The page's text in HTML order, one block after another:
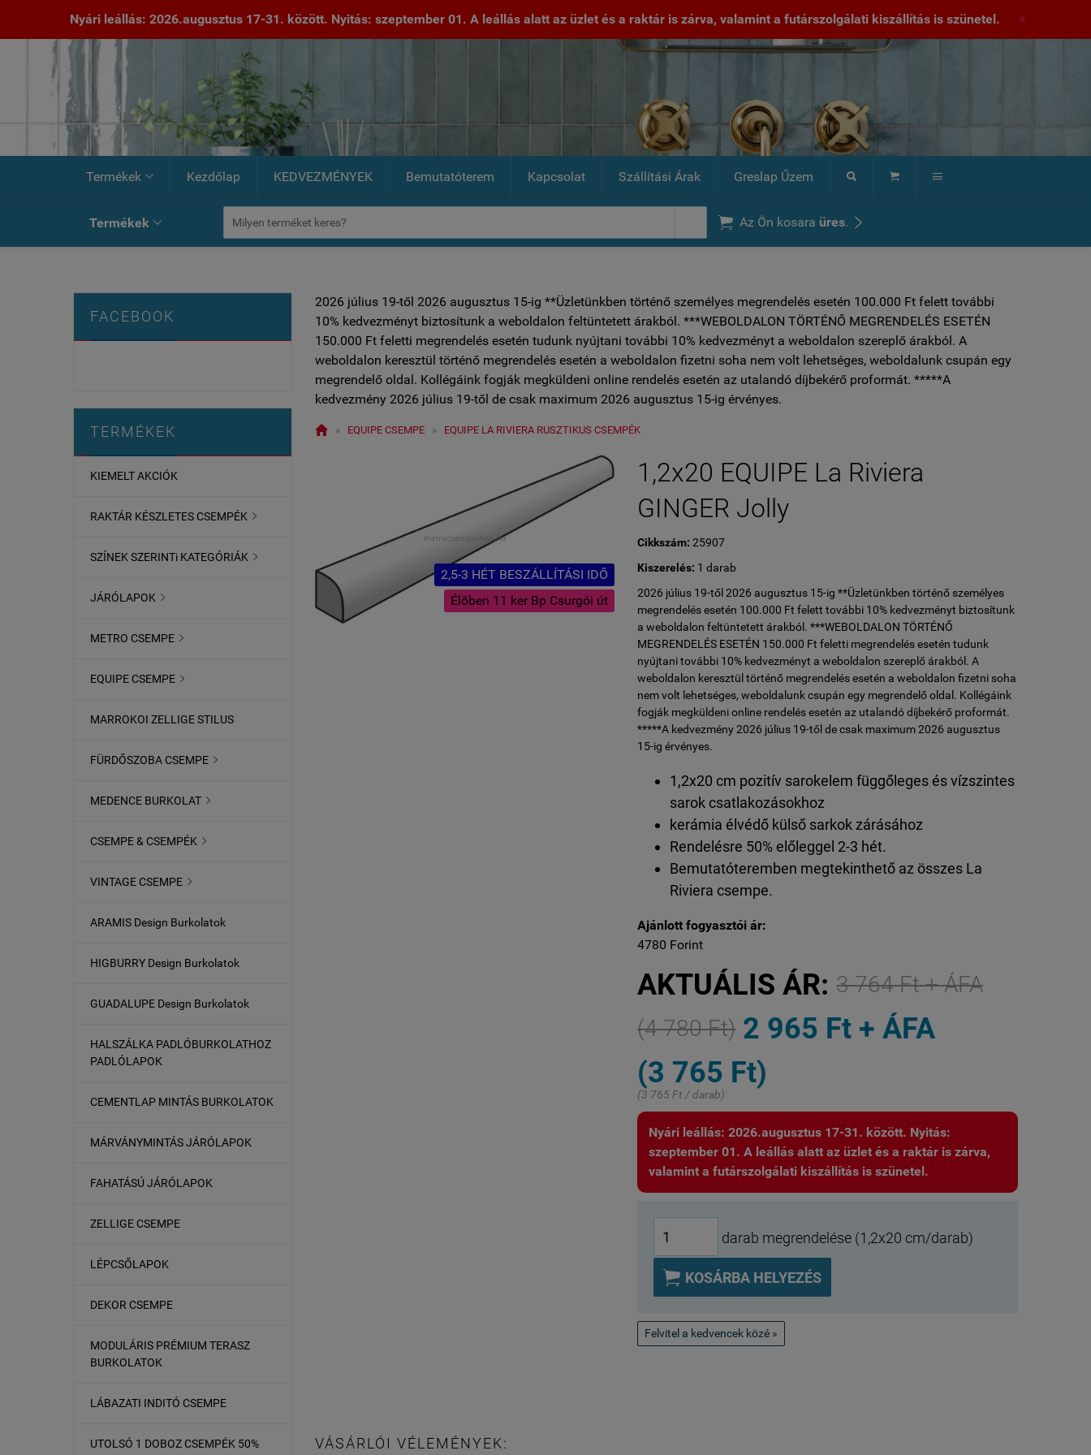
Nyári leállás: 2026.augusztus 17-31. között. Nyitás: szeptember 01. A leállás alatt az üzlet és a raktár is zárva, valamint a futárszolgálati kiszállítás is szünetel. X
Termékek  Kezdőlap KEDVEZMÉNYEK Bemutatóterem Kapcsolat Szállítási Árak Greslap Űzem   
Termékek   Az Ön kosara üres. 
FACEBOOK
TERMÉKEK
KIEMELT AKCIÓK
RAKTÁR KÉSZLETES CSEMPÉK 
SZÍNEK SZERINTi KATEGÓRIÁK 
JÁRÓLAPOK 
METRO CSEMPE 
EQUIPE CSEMPE 
MARROKOI ZELLIGE STILUS
FÜRDŐSZOBA CSEMPE 
MEDENCE BURKOLAT 
CSEMPE & CSEMPÉK 
VINTAGE CSEMPE 
ARAMIS Design Burkolatok
HIGBURRY Design Burkolatok
GUADALUPE Design Burkolatok
HALSZÁLKA PADLÓBURKOLATHOZ
PADLÓLAPOK
CEMENTLAP MINTÁS BURKOLATOK
MÁRVÁNYMINTÁS JÁRÓLAPOK
FAHATÁSÚ JÁRÓLAPOK
ZELLIGE CSEMPE
LÉPCSŐLAPOK
DEKOR CSEMPE
MODULÁRIS PRÉMIUM TERASZ
BURKOLATOK
LÁBAZATI INDITÓ CSEMPE
UTOLSÓ 1 DOBOZ CSEMPÉK 50%
2026 július 19-től 2026 augusztus 15-ig **Üzletünkben történő személyes megrendelés esetén 100.000 Ft felett további
10% kedvezményt biztosítunk a weboldalon feltüntetett árakból. ***WEBOLDALON TÖRTÉNŐ MEGRENDELÉS ESETÉN
150.000 Ft feletti megrendelés esetén tudunk nyújtani további 10% kedvezményt a weboldalon szereplő árakból. A
weboldalon keresztül történő megrendelés esetén a weboldalon fizetni soha nem volt lehetséges, weboldalunk csupán egy
megrendelő oldal. Kollégáink fogják megküldeni online rendelés esetén az utalandó díjbekérő proformát. *****A
kedvezmény 2026 július 19-től de csak maximum 2026 augusztus 15-ig érvényes.
 » EQUIPE CSEMPE » EQUIPE LA RIVIERA RUSZTIKUS CSEMPÉK
2,5-3 HÉT BESZÁLLÍTÁSI IDŐ
Élőben 11 ker Bp Csurgói út
1,2x20 EQUIPE La Riviera
GINGER Jolly
Cikkszám: 25907
Kiszerelés: 1 darab
2026 július 19-től 2026 augusztus 15-ig **Üzletünkben történő személyes
megrendelés esetén 100.000 Ft felett további 10% kedvezményt biztosítunk
a weboldalon feltüntetett árakból. ***WEBOLDALON TÖRTÉNŐ
MEGRENDELÉS ESETÉN 150.000 Ft feletti megrendelés esetén tudunk
nyújtani további 10% kedvezményt a weboldalon szereplő árakból. A
weboldalon keresztül történő megrendelés esetén a weboldalon fizetni soha
nem volt lehetséges, weboldalunk csupán egy megrendelő oldal. Kollégáink
fogják megküldeni online rendelés esetén az utalandó díjbekérő proformát.
*****A kedvezmény 2026 július 19-től de csak maximum 2026 augusztus
15-ig érvényes.
1,2x20 cm pozitív sarokelem függőleges és vízszintes
sarok csatlakozásokhoz
kerámia élvédő külső sarkok zárásához
Rendelésre 50% előleggel 2-3 hét.
Bemutatóteremben megtekinthető az összes La
Riviera csempe.
Ajánlott fogyasztói ár:
4780 Forint
AKTUÁLIS ÁR:3 764 Ft + ÁFA
(4 780 Ft) 2 965 Ft + ÁFA
(3 765 Ft)
(3 765 Ft / darab)
Nyári leállás: 2026.augusztus 17-31. között. Nyitás:
szeptember 01. A leállás alatt az üzlet és a raktár is zárva,
valamint a futárszolgálati kiszállítás is szünetel.
darab megrendelése (1,2x20 cm/darab)
 KOSÁRBA HELYEZÉS
Felvitel a kedvencek közé »
VÁSÁRLÓI VÉLEMÉNYEK: